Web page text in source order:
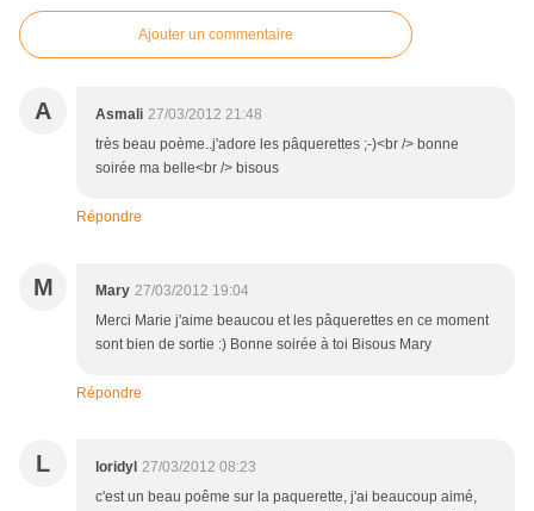
Ajouter un commentaire
A Asmali 27/03/2012 21:48
très beau poème..j'adore les pâquerettes ;-)<br /> bonne
soirée ma belle<br /> bisous
Répondre
M Mary 27/03/2012 19:04
Merci Marie j'aime beaucou et les pâquerettes en ce moment
sont bien de sortie :) Bonne soirée à toi Bisous Mary
Répondre
L loridyl 27/03/2012 08:23
c'est un beau poême sur la paquerette, j'ai beaucoup aimé,